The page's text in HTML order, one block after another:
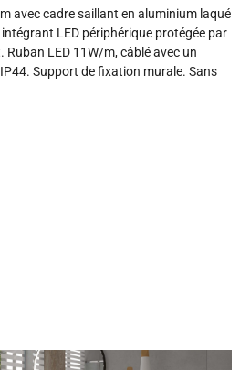
avec cadre saillant en aluminium laqué
LED périphérique protégée par
LED 11W/m, câblé avec un
Support de fixation murale. Sans